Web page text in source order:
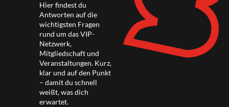
Hier findest du
Antworten auf die
wichtigsten Fragen
rund um das VIP-
Netzwerk,
Mitgliedschaft und
Veranstaltungen. Kurz,
klar und auf den Punkt
– damit du schnell
weißt, was dich
erwartet.